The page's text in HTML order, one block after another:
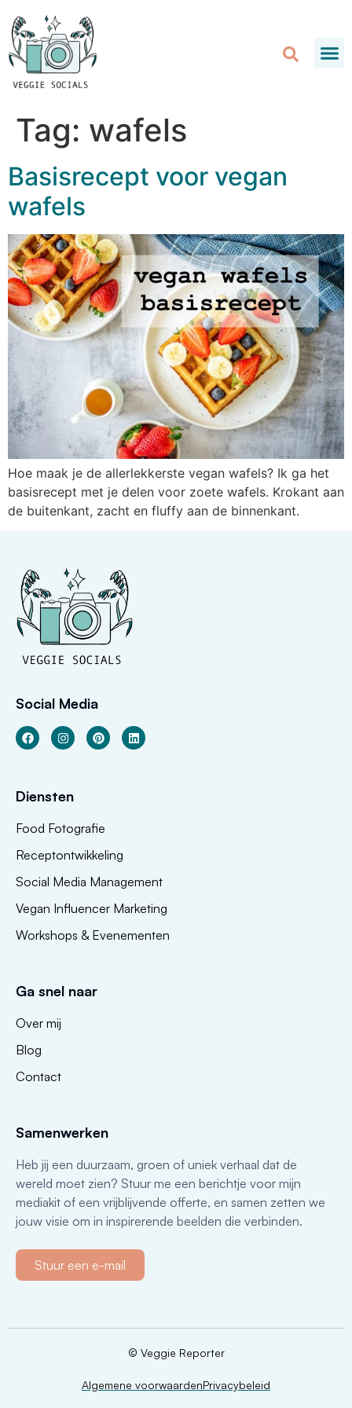
Tag: wafels
Basisrecept voor vegan
wafels
Hoe maak je de allerlekkerste vegan wafels? Ik ga het
basisrecept met je delen voor zoete wafels. Krokant aan
de buitenkant, zacht en fluffy aan de binnenkant.
Social Media
Diensten
Food Fotografie
Receptontwikkeling
Social Media Management
Vegan Influencer Marketing
Workshops & Evenementen
Ga snel naar
Over mij
Blog
Contact
Samenwerken
Heb jij een duurzaam, groen of uniek verhaal dat de
wereld moet zien? Stuur me een berichtje voor mijn
mediakit of een vrijblijvende offerte, en samen zetten we
jouw visie om in inspirerende beelden die verbinden.
Stuur een e-mail
© Veggie Reporter
Algemene voorwaardenPrivacybeleid